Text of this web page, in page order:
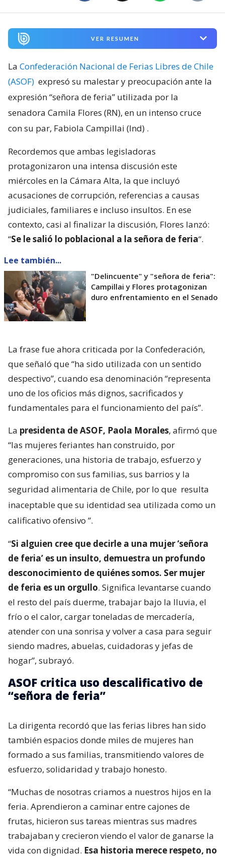
VER RESUMEN
La Confederación Nacional de Ferias Libres de Chile
(ASOF) expresó su malestar y preocupación ante la
expresión “señora de feria” utilizada por la
senadora Camila Flores (RN), en un intenso cruce
con su par, Fabiola Campillai (Ind) .
Recordemos que ambas legisladoras
protagonizaron una intensa discusión este
miércoles en la Cámara Alta, la que incluyó
acusaciones de corrupción, referencias a causas
judiciales, familiares e incluso insultos. En ese
contexto, casi al finalizar la discusión, Flores lanzó:
“Se le salió lo poblacional a la señora de feria“.
Lee también...
"Delincuente" y "señora de feria":
Campillai y Flores protagonizan
duro enfrentamiento en el Senado
La frase fue ahora criticada por la Confederación,
que señaló que “ha sido utilizada con un sentido
despectivo”, cuando esa denominación “representa
uno de los oficios más dignos, sacrificados y
fundamentales para el funcionamiento del país”.
La presidenta de ASOF, Paola Morales, afirmó que
“las mujeres feriantes han construido, por
generaciones, una historia de trabajo, esfuerzo y
compromiso con sus familias, sus barrios y la
seguridad alimentaria de Chile, por lo que resulta
inaceptable que su identidad sea utilizada como un
calificativo ofensivo ”.
“Si alguien cree que decirle a una mujer ‘señora
de feria’ es un insulto, demuestra un profundo
desconocimiento de quiénes somos. Ser mujer
de feria es un orgullo. Significa levantarse cuando
el resto del país duerme, trabajar bajo la lluvia, el
frío o el calor, cargar toneladas de mercadería,
atender con una sonrisa y volver a casa para seguir
siendo madres, abuelas, cuidadoras y jefas de
hogar”, subrayó.
ASOF critica uso descalificativo de
“señora de feria”
La dirigenta recordó que las ferias libres han sido
también espacios donde miles de mujeres han
formado a sus familias, transmitiendo valores de
esfuerzo, solidaridad y trabajo honesto.
“Muchas de nosotras criamos a nuestros hijos en la
feria. Aprendieron a caminar entre cajones de
frutas, hicieron sus tareas mientras sus madres
trabajaban y crecieron viendo el valor de ganarse la
vida con dignidad. Esa historia merece respeto, no